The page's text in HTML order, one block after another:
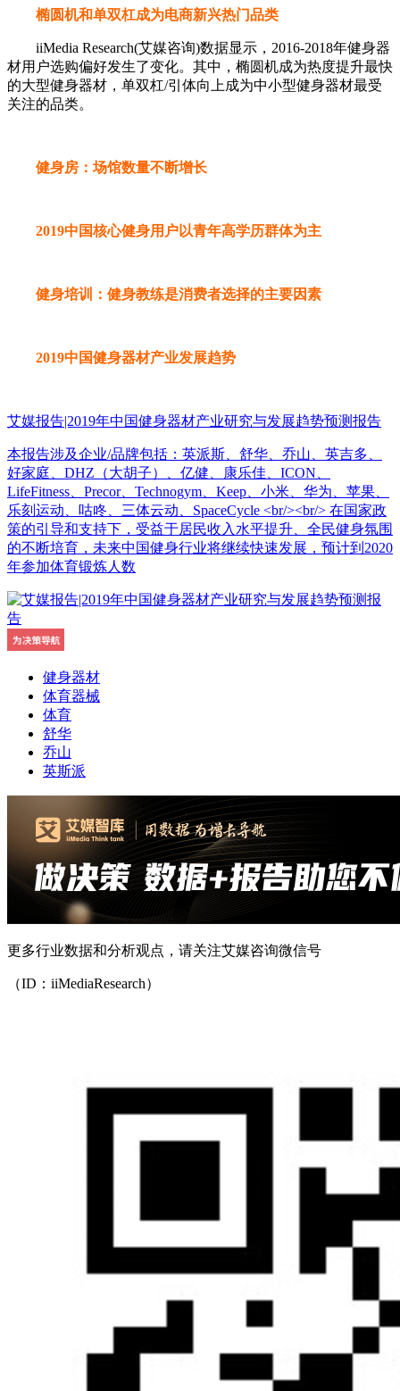
椭圆机和单双杠成为电商新兴热门品类
iiMedia Research(艾媒咨询)数据显示，2016-2018年健身器
材用户选购偏好发生了变化。其中，椭圆机成为热度提升最快
的大型健身器材，单双杠/引体向上成为中小型健身器材最受
关注的品类。
健身房：场馆数量不断增长
2019中国核心健身用户以青年高学历群体为主
健身培训：健身教练是消费者选择的主要因素
2019中国健身器材产业发展趋势
艾媒报告|2019年中国健身器材产业研究与发展趋势预测报告
本报告涉及企业/品牌包括：英派斯、舒华、乔山、英吉多、
好家庭、DHZ（大胡子）、亿健、康乐佳、ICON、
LifeFitness、Precor、Technogym、Keep、小米、华为、苹果、
乐刻运动、咕咚、三体云动、SpaceCycle <br/><br/> 在国家政
策的引导和支持下，受益于居民收入水平提升、全民健身氛围
的不断培育，未来中国健身行业将继续快速发展，预计到2020
年参加体育锻炼人数
健身器材
体育器械
体育
舒华
乔山
英斯派
更多行业数据和分析观点，请关注艾媒咨询微信号
（ID：iiMediaResearch）